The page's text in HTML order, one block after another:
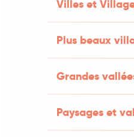
Villes et
Plus beaux
Grandes
Paysages et